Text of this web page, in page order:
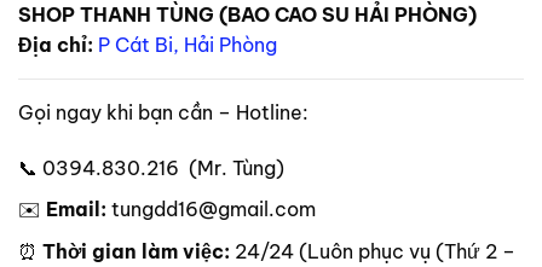
SHOP THANH TÙNG (BAO CAO SU HẢI PHÒNG)
Địa chỉ: P Cát Bi, Hải Phòng
Gọi ngay khi bạn cần – Hotline:
📞 0394.830.216 (Mr. Tùng)
✉️ Email: tungdd16@gmail.com
⏰ Thời gian làm việc: 24/24 (Luôn phục vụ (Thứ 2 –